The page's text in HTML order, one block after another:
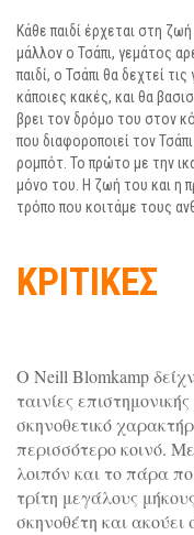
Κάθε παιδί έρχεται στη
μάλλον ο Τσάπι, γεμάτος
παιδί, ο Τσάπι θα δεχτεί
κάποιες κακές, και θα
βρει τον δρόμο του στον
που διαφοροποιεί τον
ρομπότ. Το πρώτο με την
μόνο του. Η ζωή του και η
τρόπο που κοιτάμε τους
ΚΡΙΤΙΚΕΣ
O Neill Blomkamp
ταινίες
σκηνοθετικό
περισσότερο κοινό.
λοιπόν και το πάρα
τρίτη μεγάλους
σκηνοθέτη και ακούει